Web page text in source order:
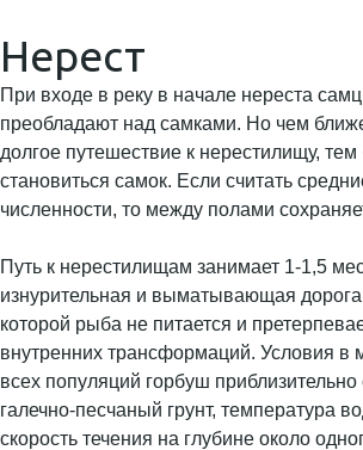
Нерест
При входе в реку в начале нереста
преобладают над самками. Но чем
долгое путешествие к нерестилищу,
становиться самок. Если считать
численности, то между полами
Путь к нерестилищам занимает 1-1,5
изнурительная и выматывающая
которой рыба не питается и
внутренних трансформаций. Условия в
всех популяций горбуш
галечно-песчаный грунт, температура
скорость течения на глубине около